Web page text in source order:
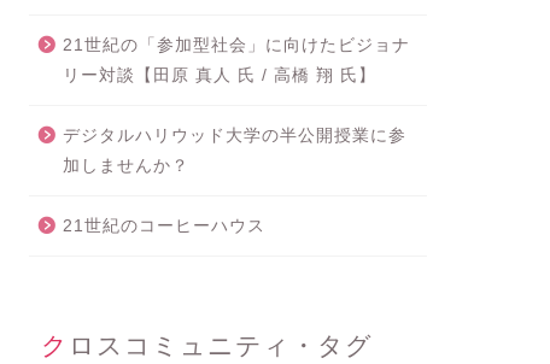
21世紀の「参加型社会」に向けたビジョナ
リー対談【田原 真人 氏 / 高橋 翔 氏】
デジタルハリウッド大学の半公開授業に参
加しませんか？
21世紀のコーヒーハウス
クロスコミュニティ・タグ